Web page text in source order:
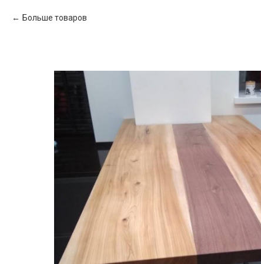
Больше товаров